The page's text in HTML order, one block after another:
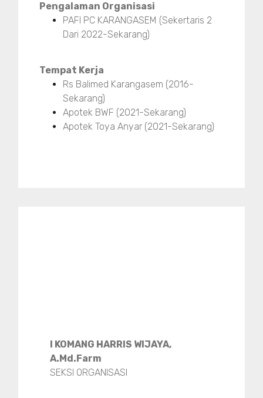
Pengalaman Organisasi
PAFI PC KARANGASEM (Sekertaris 2
Dari 2022-Sekarang)
Tempat Kerja
Rs Balimed Karangasem (2016-
Sekarang)
Apotek BWF (2021-Sekarang)
Apotek Toya Anyar (2021-Sekarang)
I KOMANG HARRIS WIJAYA,
A.Md.Farm
SEKSI ORGANISASI